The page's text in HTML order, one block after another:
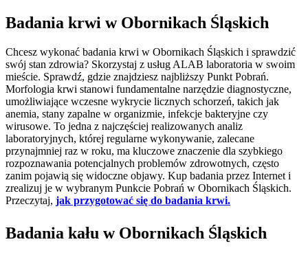
Badania krwi w Obornikach Śląskich
Chcesz wykonać badania krwi w Obornikach Śląskich i sprawdzić
swój stan zdrowia? Skorzystaj z usług ALAB laboratoria w swoim
mieście. Sprawdź, gdzie znajdziesz najbliższy Punkt Pobrań.
Morfologia krwi stanowi fundamentalne narzędzie diagnostyczne,
umożliwiające wczesne wykrycie licznych schorzeń, takich jak
anemia, stany zapalne w organizmie, infekcje bakteryjne czy
wirusowe. To jedna z najczęściej realizowanych analiz
laboratoryjnych, której regularne wykonywanie, zalecane
przynajmniej raz w roku, ma kluczowe znaczenie dla szybkiego
rozpoznawania potencjalnych problemów zdrowotnych, często
zanim pojawią się widoczne objawy. Kup badania przez Internet i
zrealizuj je w wybranym Punkcie Pobrań w Obornikach Śląskich.
Przeczytaj, jak przygotować się do badania krwi.
Badania kału w Obornikach Śląskich